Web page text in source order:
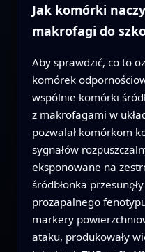
Jak komórki
makrofagi do
Aby sprawdzić, co to
komórek
wspólnie komórki
z makrofagami w
pozwalał komórkom
sygnałów
eksponowane na
śródbłonka
prozapalnego
markery
ataku, produkowały